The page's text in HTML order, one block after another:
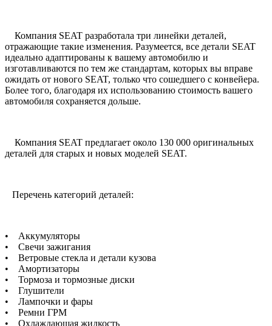
Компания SEAT разработала три линейки деталей,
отражающие такие изменения. Разумеется, все детали SEAT
идеально адаптированы к вашему автомобилю и
изготавливаются по тем же стандартам, которых вы вправе
ожидать от нового SEAT, только что сошедшего с конвейера.
Более того, благодаря их использованию стоимость вашего
автомобиля сохраняется дольше.
Компания SEAT предлагает около 130 000 оригинальных
деталей для старых и новых моделей SEAT.
Перечень категорий деталей:
• Аккумуляторы
• Свечи зажигания
• Ветровые стекла и детали кузова
• Амортизаторы
• Тормоза и тормозные диски
• Глушители
• Лампочки и фары
• Ремни ГРМ
• Охлаждающая жидкость